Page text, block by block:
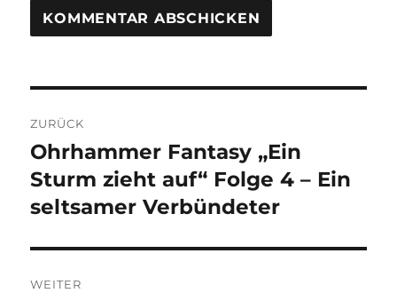
ZURÜCK
Vorheriger
Beitrag:
Ohrhammer Fantasy „Ein
Sturm zieht auf“ Folge 4 – Ein
seltsamer Verbündeter
WEITER